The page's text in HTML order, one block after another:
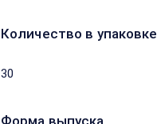
Количество в упаковке
30
Форма выпуска